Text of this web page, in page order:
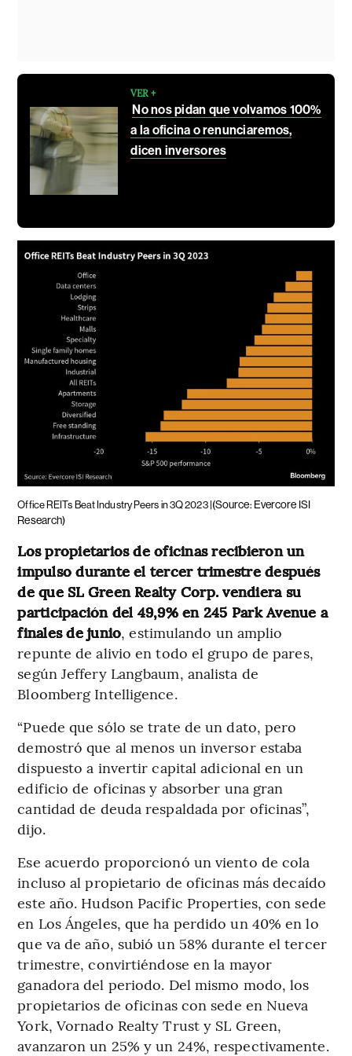
VER +
No nos pidan que volvamos 100%
a la oficina o renunciaremos,
dicen inversores
Office REITs Beat Industry Peers in 3Q 2023 |(Source: Evercore ISI
Research)
Los propietarios de oficinas recibieron un
impulso durante el tercer trimestre después
de que SL Green Realty Corp. vendiera su
participación del 49,9% en 245 Park Avenue a
finales de junio, estimulando un amplio
repunte de alivio en todo el grupo de pares,
según Jeffery Langbaum, analista de
Bloomberg Intelligence.
“Puede que sólo se trate de un dato, pero
demostró que al menos un inversor estaba
dispuesto a invertir capital adicional en un
edificio de oficinas y absorber una gran
cantidad de deuda respaldada por oficinas”,
dijo.
Ese acuerdo proporcionó un viento de cola
incluso al propietario de oficinas más decaído
este año. Hudson Pacific Properties, con sede
en Los Ángeles, que ha perdido un 40% en lo
que va de año, subió un 58% durante el tercer
trimestre, convirtiéndose en la mayor
ganadora del periodo. Del mismo modo, los
propietarios de oficinas con sede en Nueva
York, Vornado Realty Trust y SL Green,
avanzaron un 25% y un 24%, respectivamente.